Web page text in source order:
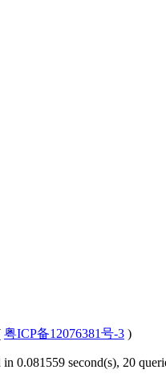
粤ICP备12076381号-3 )
in 0.081559 second(s), 20